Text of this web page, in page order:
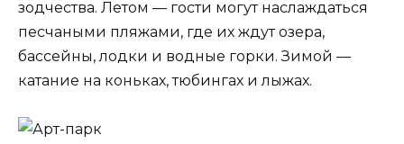
зодчества. Летом — гости могут наслаждаться
песчаными пляжами, где их ждут озера,
бассейны, лодки и водные горки. Зимой —
катание на коньках, тюбингах и лыжах.